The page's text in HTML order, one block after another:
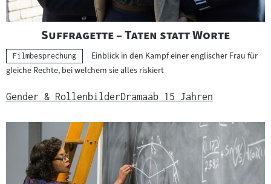
"
Suffragette – Taten statt Worte"
Kategorie:
Filmbesprechung
Einblick in den Kampf einer englischer Frau für
gleiche Rechte, bei welchem sie alles riskiert
Gender & RollenbilderDramaab 15 Jahren